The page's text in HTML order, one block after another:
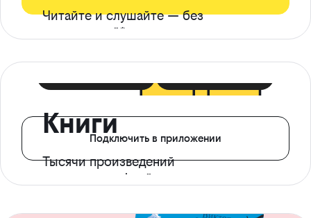
Читайте и слушайте — без
ограничений*
Книги
Тысячи произведений
с доступом офлайн
Подключить в приложении